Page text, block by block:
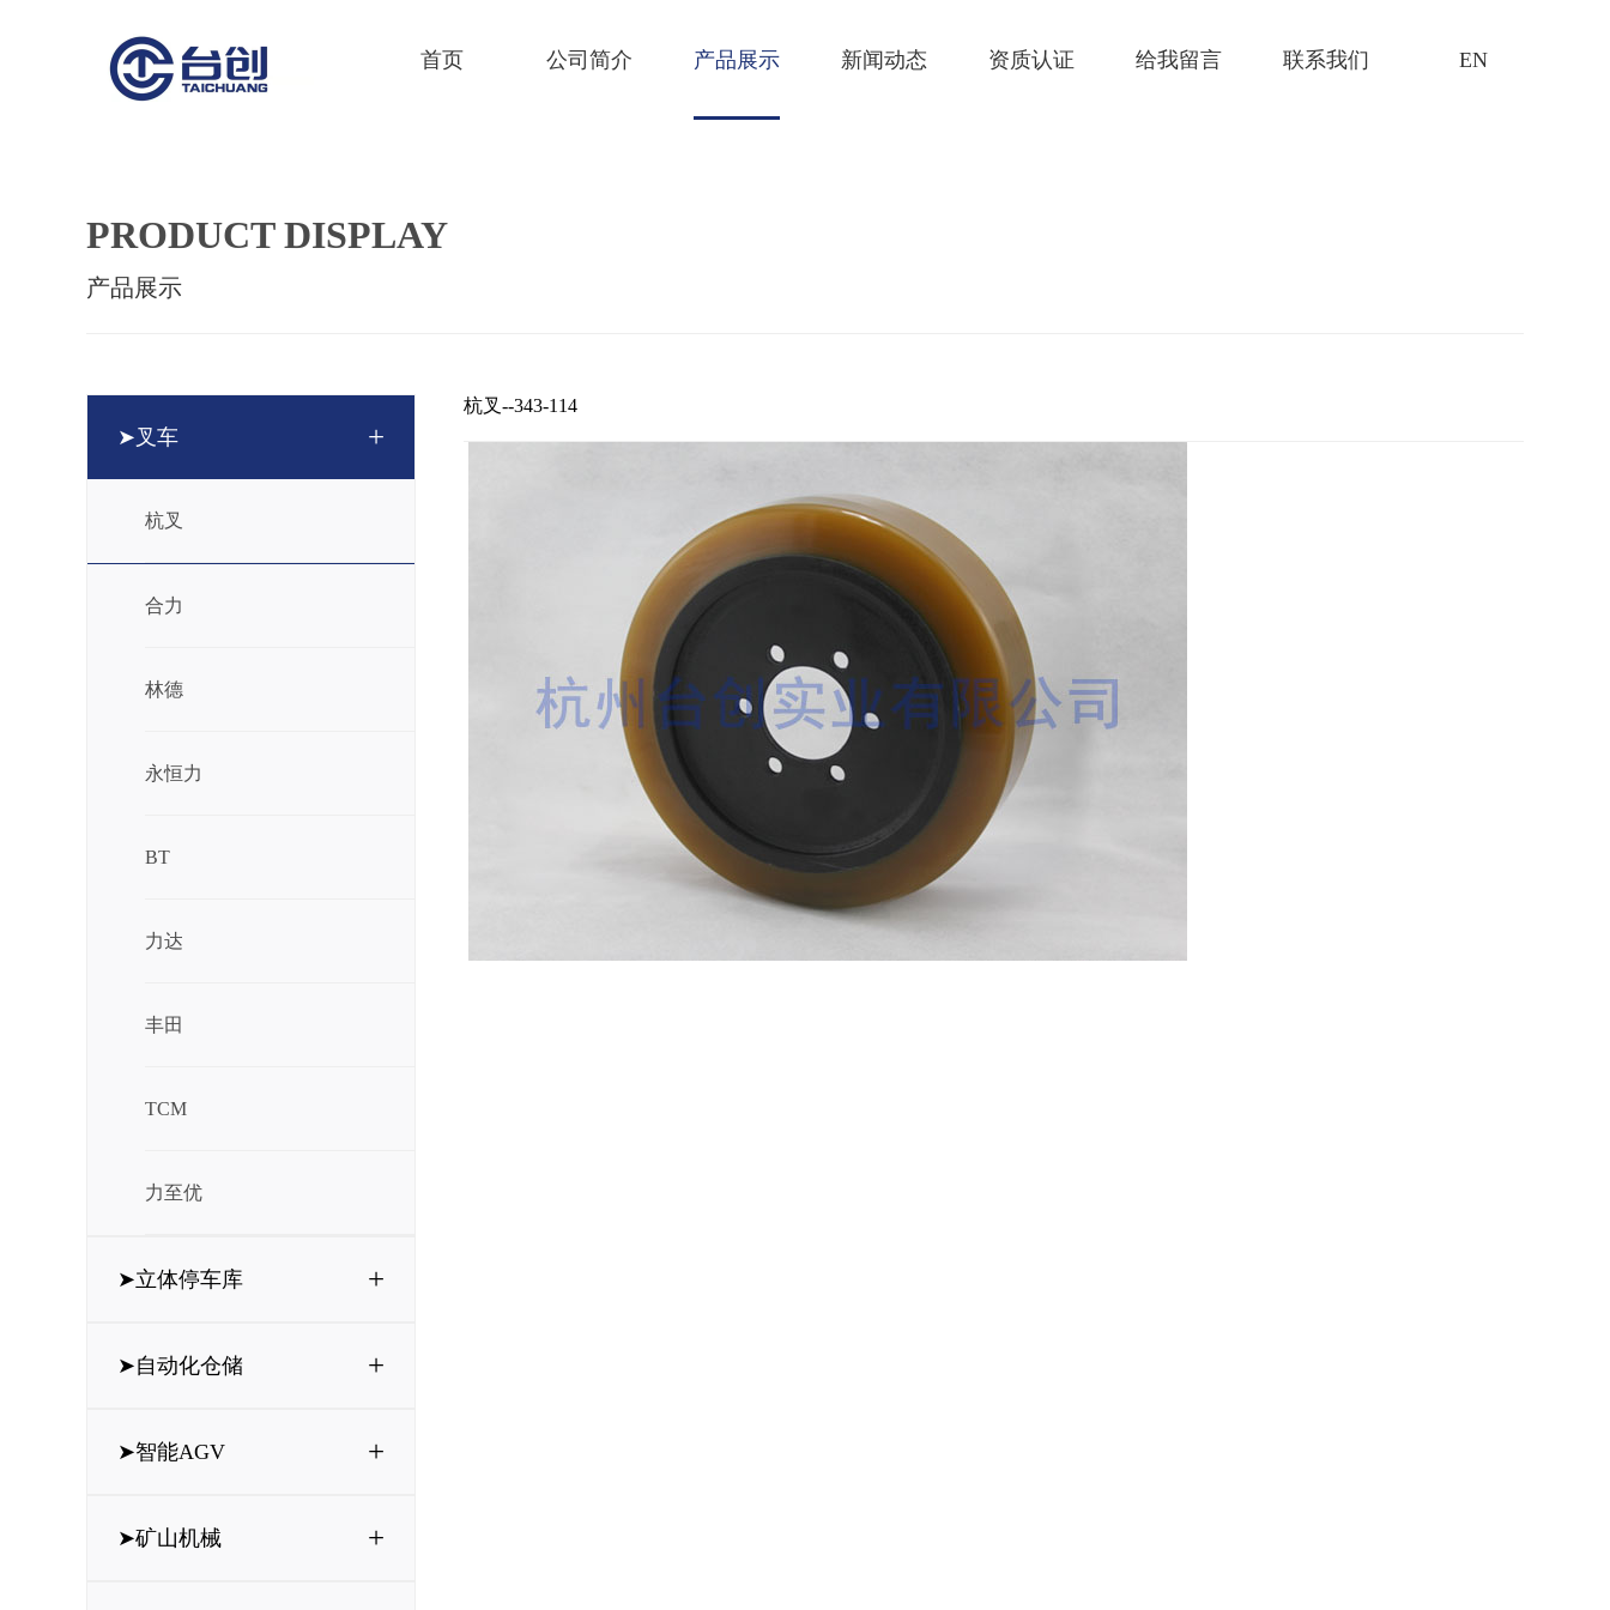
首页 公司简介 产品展示 新闻动态 资质认证 给我留言 联系我们 EN
PRODUCT DISPLAY
产品展示
➤叉车 +
杭叉
合力
林德
永恒力
BT
力达
丰田
TCM
力至优
➤立体停车库 +
➤自动化仓储 +
➤智能AGV +
➤矿山机械 +
杭叉--343-114